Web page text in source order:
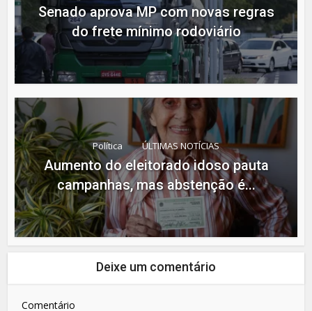
Senado aprova MP com novas regras
do frete mínimo rodoviário
Política ÚLTIMAS NOTÍCIAS
Aumento do eleitorado idoso pauta
campanhas, mas abstenção é...
Deixe um comentário
Comentário